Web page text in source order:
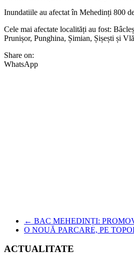
Inundatiile au afectat în Mehedinți 800
Cele mai afectate localități au fost:
Prunișor, Punghina, Șimian, Șișești și
Share on:
WhatsApp
← BAC MEHEDINȚI:
O NOUĂ PARCARE, PE
ACTUALITATE